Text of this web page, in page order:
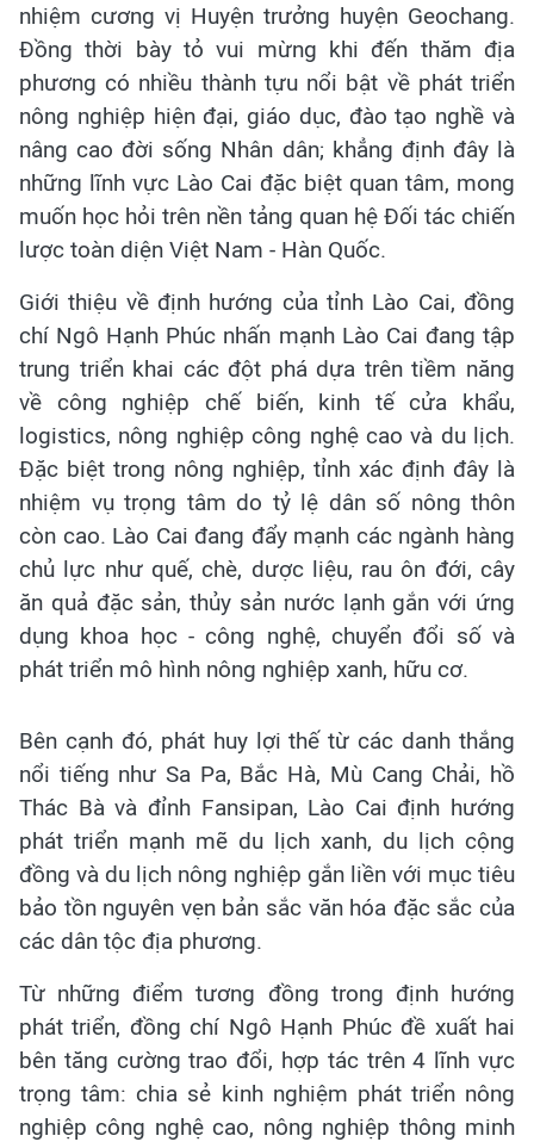
nhiệm cương vị Huyện trưởng huyện Geochang.
Đồng thời bày tỏ vui mừng khi đến thăm địa
phương có nhiều thành tựu nổi bật về phát triển
nông nghiệp hiện đại, giáo dục, đào tạo nghề và
nâng cao đời sống Nhân dân; khẳng định đây là
những lĩnh vực Lào Cai đặc biệt quan tâm, mong
muốn học hỏi trên nền tảng quan hệ Đối tác chiến
lược toàn diện Việt Nam - Hàn Quốc.
Giới thiệu về định hướng của tỉnh Lào Cai, đồng
chí Ngô Hạnh Phúc nhấn mạnh Lào Cai đang tập
trung triển khai các đột phá dựa trên tiềm năng
về công nghiệp chế biến, kinh tế cửa khẩu,
logistics, nông nghiệp công nghệ cao và du lịch.
Đặc biệt trong nông nghiệp, tỉnh xác định đây là
nhiệm vụ trọng tâm do tỷ lệ dân số nông thôn
còn cao. Lào Cai đang đẩy mạnh các ngành hàng
chủ lực như quế, chè, dược liệu, rau ôn đới, cây
ăn quả đặc sản, thủy sản nước lạnh gắn với ứng
dụng khoa học - công nghệ, chuyển đổi số và
phát triển mô hình nông nghiệp xanh, hữu cơ.
Bên cạnh đó, phát huy lợi thế từ các danh thắng
nổi tiếng như Sa Pa, Bắc Hà, Mù Cang Chải, hồ
Thác Bà và đỉnh Fansipan, Lào Cai định hướng
phát triển mạnh mẽ du lịch xanh, du lịch cộng
đồng và du lịch nông nghiệp gắn liền với mục tiêu
bảo tồn nguyên vẹn bản sắc văn hóa đặc sắc của
các dân tộc địa phương.
Từ những điểm tương đồng trong định hướng
phát triển, đồng chí Ngô Hạnh Phúc đề xuất hai
bên tăng cường trao đổi, hợp tác trên 4 lĩnh vực
trọng tâm: chia sẻ kinh nghiệm phát triển nông
nghiệp công nghệ cao, nông nghiệp thông minh